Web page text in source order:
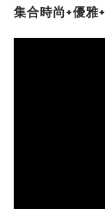
集合時尚+優雅